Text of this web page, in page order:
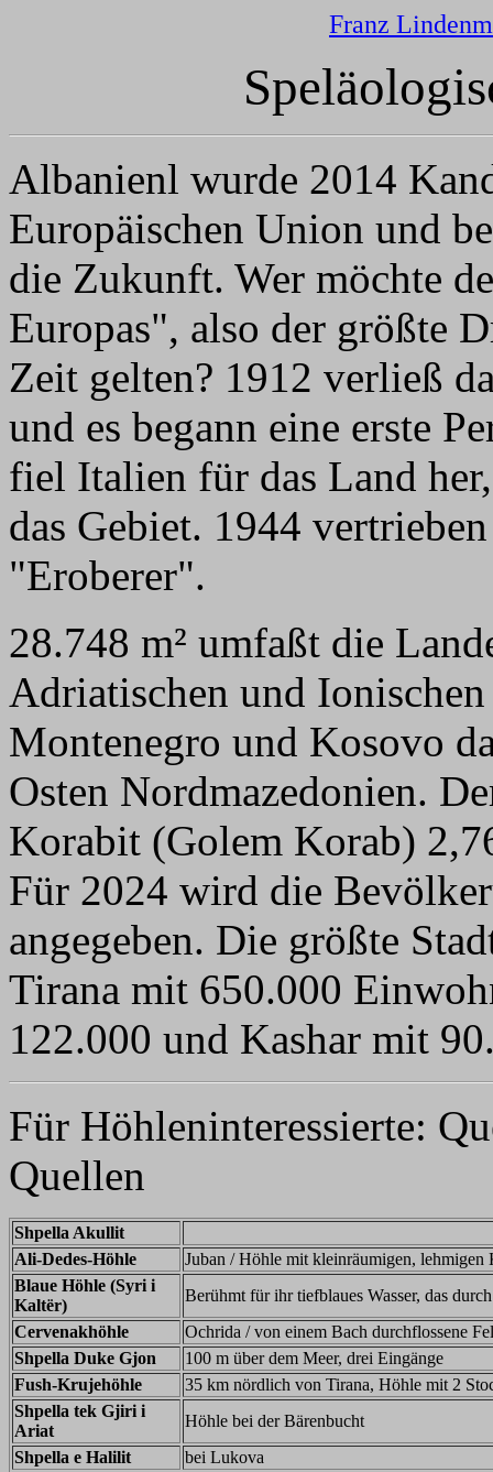
Franz
Albanienl wurde 2014
Europäischen Union und
die Zukunft. Wer möchte
Europas", also der größte
Zeit gelten? 1912 verließ
und es begann eine erste
fiel Italien für das Land
das Gebiet. 1944
"Eroberer".
28.748 m² umfaßt die
Adriatischen und
Montenegro und Kosovo
Osten Nordmazedonien.
Korabit (Golem Korab)
Für 2024 wird die
angegeben. Die größte
Tirana mit 650.000
122.000 und Kashar mit
Für Höhleninteressierte:
Quellen
Shpella Akullit
Ali-Dedes-Höhle
Juban / Höhle mit kleinräumigen, lehmigen
Blaue Höhle (Syri i
Kaltër)
Berühmt für ihr tiefblaues Wasser, das
Cervenakhöhle
Ochrida / von einem Bach durchflossene
Shpella Duke Gjon
100 m über dem Meer, drei Eingänge
Fush-Krujehöhle
35 km nördlich von Tirana, Höhle mit 2
Shpella tek Gjiri i
Ariat
Höhle bei der Bärenbucht
Shpella e Halilit
bei Lukova